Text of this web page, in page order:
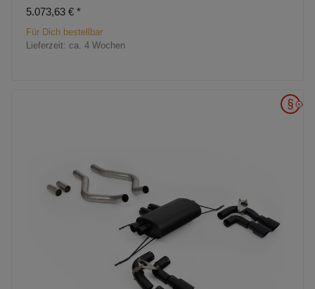
5.073,63 € *
Für Dich bestellbar
Lieferzeit: ca. 4 Wochen